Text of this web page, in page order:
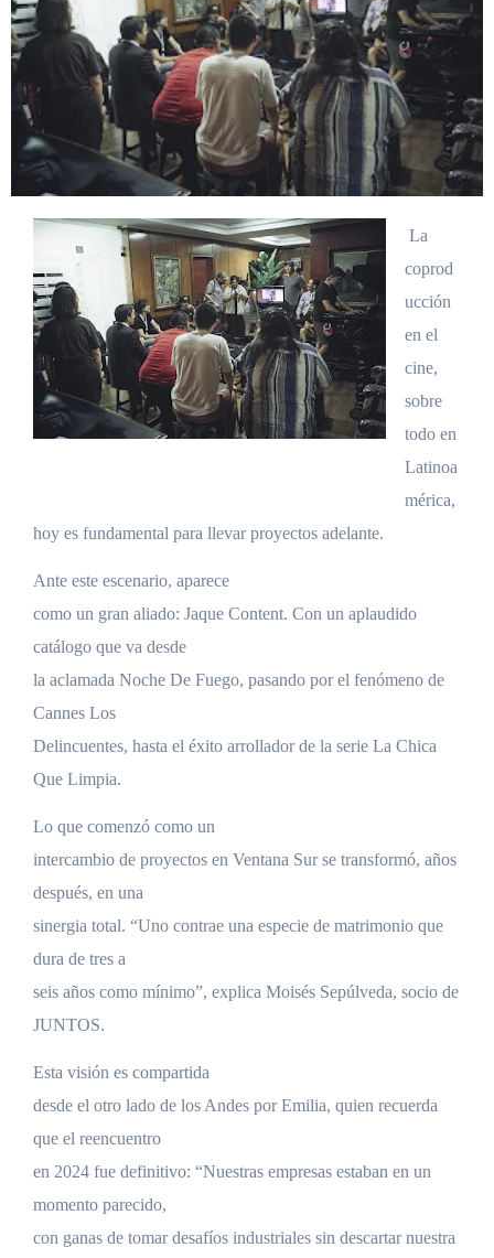
La
coprod
ucción
en el
cine,
sobre
todo en
Latinoa
mérica,
hoy es fundamental para llevar proyectos adelante.
Ante este escenario, aparece
como un gran aliado: Jaque Content. Con un aplaudido
catálogo que va desde
la aclamada Noche De Fuego, pasando por el fenómeno de
Cannes Los
Delincuentes, hasta el éxito arrollador de la serie La Chica
Que Limpia.
Lo que comenzó como un
intercambio de proyectos en Ventana Sur se transformó, años
después, en una
sinergia total. “Uno contrae una especie de matrimonio que
dura de tres a
seis años como mínimo”, explica Moisés Sepúlveda, socio de
JUNTOS.
Esta visión es compartida
desde el otro lado de los Andes por Emilia, quien recuerda
que el reencuentro
en 2024 fue definitivo: “Nuestras empresas estaban en un
momento parecido,
con ganas de tomar desafíos industriales sin descartar nuestra